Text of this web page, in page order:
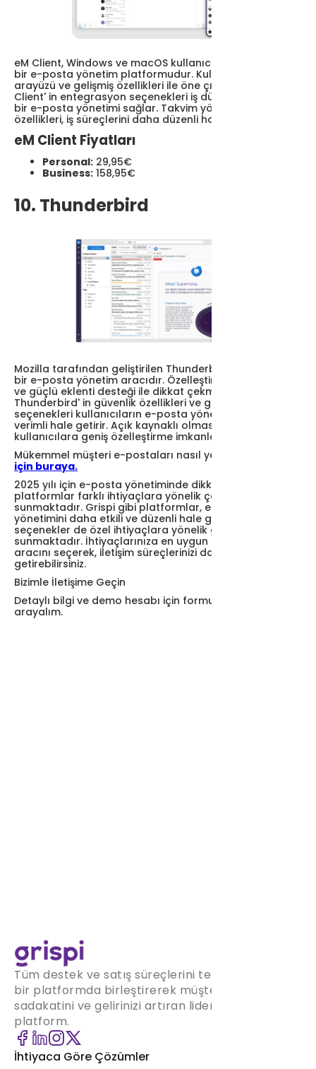
eM Client, Windows ve macOS kullanıcıları için kapsamlı
bir e-posta yönetim platformudur. Kullanıcı dostu
arayüzü ve gelişmiş özellikleri ile öne çıkmaktadır. eM
Client' in entegrasyon seçenekleri iş dünyasında etkin
bir e-posta yönetimi sağlar. Takvim yönetimi ve görev
özellikleri, iş süreçlerini daha düzenli hale getirir.
eM Client Fiyatları
Personal: 29,95€
Business: 158,95€
10. Thunderbird
Mozilla tarafından geliştirilen Thunderbird, açık kaynaklı
bir e-posta yönetim aracıdır. Özelleştirilebilir arayüzü
ve güçlü eklenti desteği ile dikkat çekmektedir.
Thunderbird' in güvenlik özellikleri ve gelişmiş filtreleme
seçenekleri kullanıcıların e-posta yönetimini esnek ve
verimli hale getirir. Açık kaynaklı olması sayesinde
kullanıcılara geniş özelleştirme imkanları sunar.
Mükemmel müşteri e-postaları nasıl yazılır?
için buraya.
2025 yılı için e-posta yönetiminde dikkat çeken
platformlar farklı ihtiyaçlara yönelik çeşitli çözümler
sunmaktadır. Grispi gibi platformlar, e-posta
yönetimini daha etkili ve düzenli hale getirirken diğer
seçenekler de özel ihtiyaçlara yönelik güçlü özellikler
sunmaktadır. İhtiyaçlarınıza en uygun e-posta yönetim
aracını seçerek, iletişim süreçlerinizi daha verimli hale
getirebilirsiniz.
Bizimle İletişime Geçin
Detaylı bilgi ve demo hesabı için formu doldurun, sizi
arayalım.
Tüm destek ve satış süreçlerini tek
bir platformda birleştirerek müşteri
sadakatini ve gelirinizi artıran lider
platform.
İhtiyaca Göre Çözümler